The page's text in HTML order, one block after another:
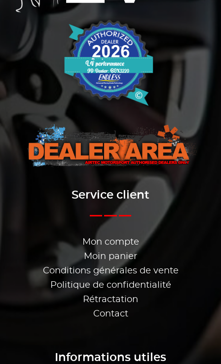
Service client
Mon compte
Moin panier
Conditions générales de vente
Politique de confidentialité
Rétractation
Contact
Informations utiles